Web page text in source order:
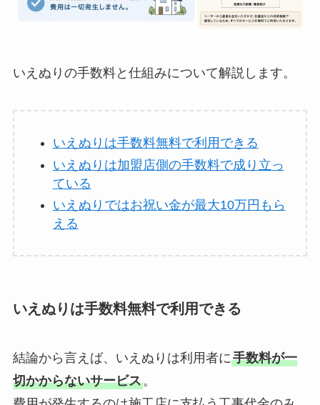
いえぬりの手数料と仕組みについて解説します。
いえぬりは手数料無料で利用できる
いえぬりは加盟店側の手数料で成り立っ
ている
いえぬりではお祝い金が最大10万円もら
える
いえぬりは手数料無料で利用できる
結論から言えば、いえぬりは利用者に手数料が一
切かからないサービス。